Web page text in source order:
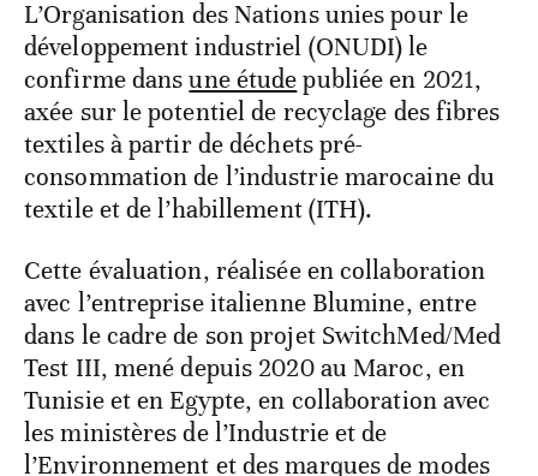
L’Organisation des Nations unies pour le
développement industriel (ONUDI) le
confirme dansune étudepubliée en 2021,
axée sur le potentiel de recyclage des fibres
textiles à partir de déchets pré-
consommation de l’industrie marocaine du
textile et de l’habillement (ITH).
Cette évaluation, réalisée en collaboration
avec l’entreprise italienne Blumine, entre
dans le cadre de son projet SwitchMed/Med
Test III, mené depuis 2020 au Maroc, en
Tunisie et en Egypte, en collaboration avec
les ministères de l’Industrie et de
l’Environnement et des marques de modes